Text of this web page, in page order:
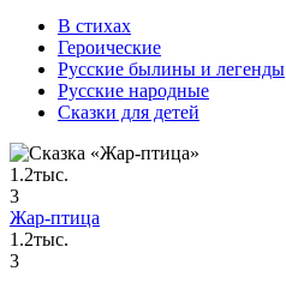
В стихах
Героические
Русские былины и легенды
Русские народные
Сказки для детей
1.2тыс.
3
Жар-птица
1.2тыс.
3